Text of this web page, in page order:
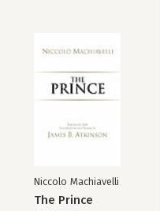
Niccolo Machiavelli
The Prince